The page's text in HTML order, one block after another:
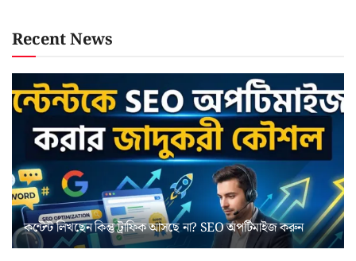
Recent News
কন্টেন্ট লিখছেন কিন্তু ট্রাফিক আসছে না? ‍SEO অপটিমাইজ করুন